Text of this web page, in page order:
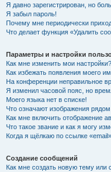
Я давно зарегистрирован, но
Я забыл пароль!
Почему мне периодически
Что делает функция «Удалить
Параметры и настройки
Как мне изменить мои настройки?
Как избежать появления моего
На конференции неправильное
Я изменил часовой пояс, но
Моего языка нет в списке!
Что означают изображения
Как мне включить отображение
Что такое звание и как я могу
Когда я щёлкаю по ссылке
Создание сообщений
Как мне создать новую тему или